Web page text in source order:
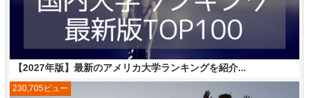
【2027年版】最新のアメリカ大学ランキングを紹介...
230,705ビュー